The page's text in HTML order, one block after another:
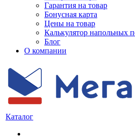
Гарантия на товар
Бонусная карта
Цены на товар
Калькулятор напольных
Блог
О компании
Каталог